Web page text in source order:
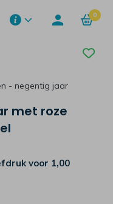
0
- negentig jaar
met roze
voor 1,00